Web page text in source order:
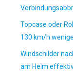
Topcase oder
130 km/h
Windschilder
am Helm